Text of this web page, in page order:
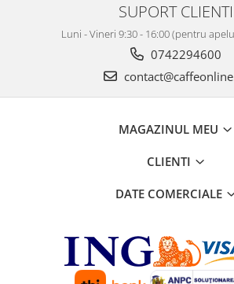
SUPORT CLIENTI
Luni - Vineri 9:30 - 16:00 (pentru
0742294600
MAGAZINUL MEU
CLIENTI
DATE COMERCIALE